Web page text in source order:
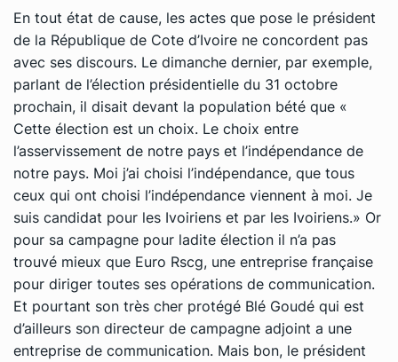
En tout état de cause, les actes que pose le président
de la République de Cote d’Ivoire ne concordent pas
avec ses discours. Le dimanche dernier, par exemple,
parlant de l’élection présidentielle du 31 octobre
prochain, il disait devant la population bété que «
Cette élection est un choix. Le choix entre
l’asservissement de notre pays et l’indépendance de
notre pays. Moi j’ai choisi l’indépendance, que tous
ceux qui ont choisi l’indépendance viennent à moi. Je
suis candidat pour les Ivoiriens et par les Ivoiriens.» Or
pour sa campagne pour ladite élection il n’a pas
trouvé mieux que Euro Rscg, une entreprise française
pour diriger toutes ses opérations de communication.
Et pourtant son très cher protégé Blé Goudé qui est
d’ailleurs son directeur de campagne adjoint a une
entreprise de communication. Mais bon, le président